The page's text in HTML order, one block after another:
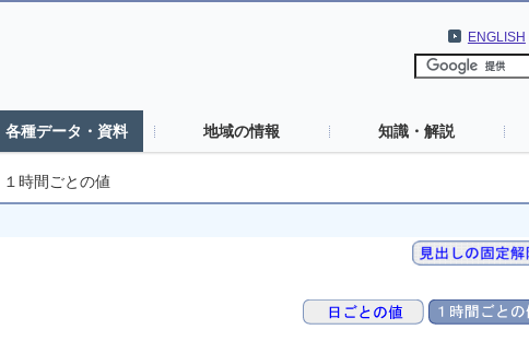
ENGLISH
各種データ・資料 地域の情報 知識・解説
１時間ごとの値